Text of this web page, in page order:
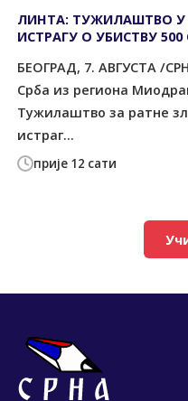
прије 12 сати
ЛИНТА: ТУЖИЛАШТВО У
ИСТРАГУ О УБИСТВУ
БЕОГРАД, 7. АВГУСТА /
Срба из региона
Тужилаштво за ратне
истраг...